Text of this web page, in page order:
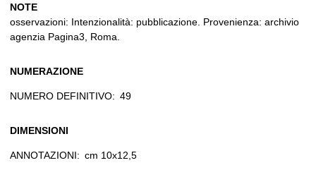
NOTE
osservazioni: Intenzionalità: pubblicazione. Provenienza: archivio
agenzia Pagina3, Roma.
NUMERAZIONE
NUMERO DEFINITIVO: 49
DIMENSIONI
ANNOTAZIONI: cm 10x12,5